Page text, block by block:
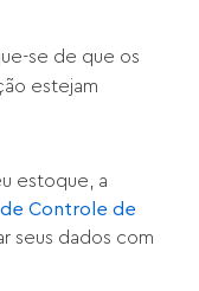
se de que os
estejam
estoque, a
de Controle de
seus dados com